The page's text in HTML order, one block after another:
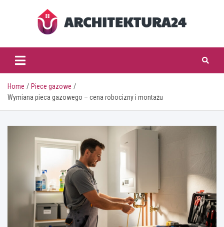
architektura24.pl
Home
Piece gazowe
Wymiana pieca gazowego – cena robocizny i montażu